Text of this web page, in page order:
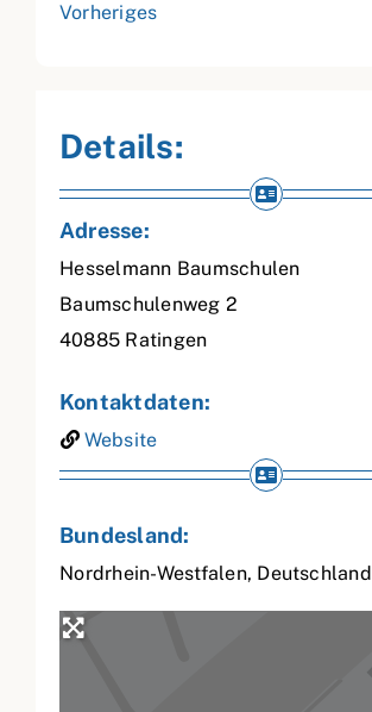
Vorheriges
Details:
Adresse:
Hesselmann Baumschulen
Baumschulenweg 2
40885 Ratingen
Kontaktdaten:
Website
Bundesland:
Nordrhein-Westfalen, Deutschland